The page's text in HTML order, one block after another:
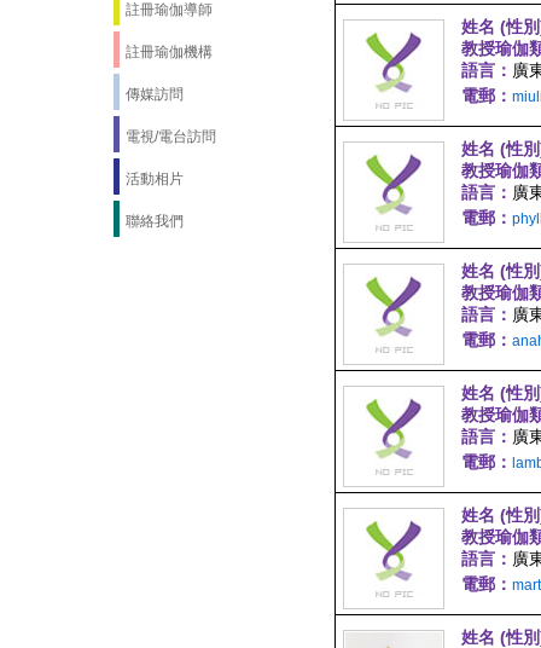
註冊瑜伽導師
註冊瑜伽機構
傳媒訪問
電視/電台訪問
活動相片
聯絡我們
姓名 (性
教授瑜伽
語言： 廣
電郵：
姓名 (性
教授瑜伽
語言： 廣
電郵：
姓名 (性
教授瑜伽
語言： 廣
電郵：
姓名 (性
教授瑜伽
語言： 廣
電郵：
姓名 (性
教授瑜伽
語言： 廣
電郵：
姓名 (性